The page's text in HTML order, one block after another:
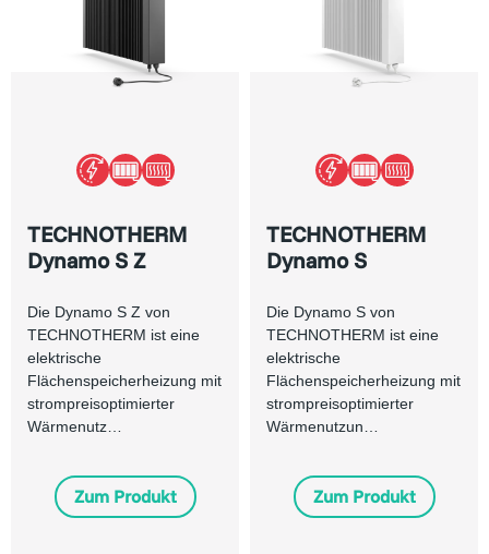
TECHNOTHERM
Dynamo S Z
Die Dynamo S Z von
TECHNOTHERM ist eine
elektrische
Flächenspeicherheizung mit
strompreisoptimierter
Wärmenutz…
Zum Produkt
TECHNOTHERM
Dynamo S
Die Dynamo S von
TECHNOTHERM ist eine
elektrische
Flächenspeicherheizung mit
strompreisoptimierter
Wärmenutzun…
Zum Produkt